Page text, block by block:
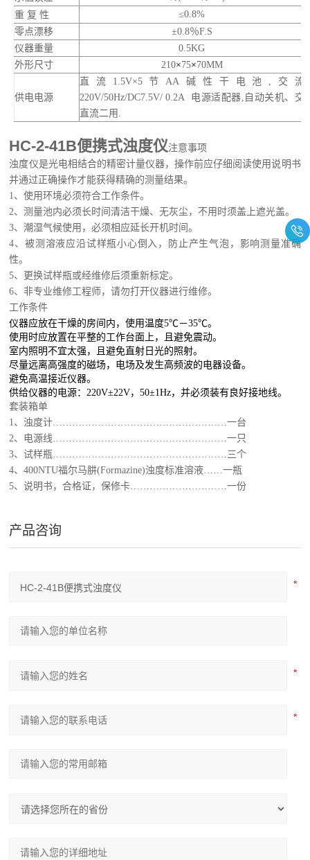
重 复 性 ≤0.8%
零点漂移
±0.8％F.S
仪器重量
0.5KG
外形尺寸
210×75×70MM
供电电源
直流 1.5V×5节AA 碱性干电池 , 交流
220V/50Hz/DC7.5V/ 0.2A 电源适配器, 自动关机、交
直流二用 .
HC-2-41B便携式浊度仪注意事项
浊度仪是光电相结合的精密计量仪器，操作前应仔细阅读使用说明书
并通过正确操作才能获得精确的测量结果。
1、使用环境必须符合工作条件。
2、测量池内必须长时间清洁干燥、无灰尘，不用时须盖上遮光盖。
3、潮湿气候使用，必须相应延长开机时间。
4、被测溶液应沿试样瓶小心倒入，防止产生气泡，影响测量准确
性。
5、更换试样瓶或经维修后须重新标定。
6、非专业维修工程师，请勿打开仪器进行维修。
工作条件
仪器应放在干燥的房间内，使用温度5℃－35℃。
使用时应放置在平整的工作台面上，且避免震动。
室内照明不宜太强，且避免直射日光的照射。
尽量远离高强度的磁场，电场及发生高频波的电器设备。
避免高温接近仪器。
供给仪器的电源：220V±22V，50±1Hz，并必须装有良好接地线。
套装箱单
1、浊度计………………………………………………一台
2、电源线………………………………………………一只
3、试样瓶………………………………………………三个
4、400NTU福尔马肼(Formazine)浊度标准溶液……一瓶
5、说明书，合格证，保修卡…………………………一份
产品咨询